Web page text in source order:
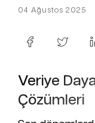
04 Ağustos 2025
Veriye
Çözümleri